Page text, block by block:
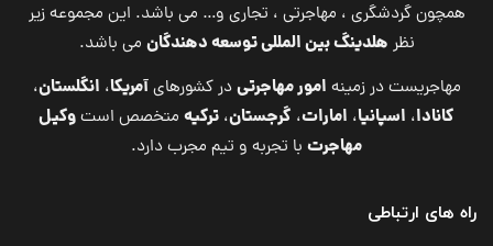
همچون گردشگری ، مهاجرتی ، تجاری و… می باشد. این مجموعه زیر
نظر هلدینگ بین المللی توسعه دهندگان می باشد.
مهاجریست در زمینه امور مهاجرتیدر کشورهایآمریکا، انگلستان،
کانادا، اسپانیا، امارات، گرجستان، ترکیه متخصص استوکیل
مهاجرت با تجربه و تیم مجرب دارد.
راه های ارتباطی